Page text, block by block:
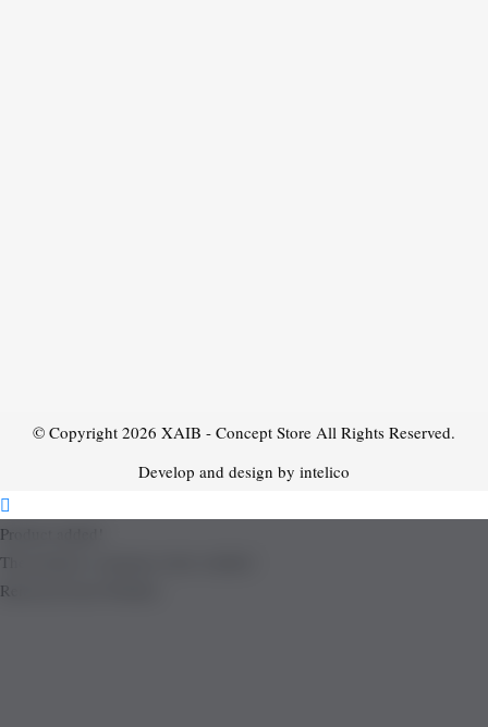
© Copyright 2026 XAIB - Concept Store All Rights Reserved.
Develop and design by intelico
Product added!
The product is already in the wishlist!
Removed from Wishlist